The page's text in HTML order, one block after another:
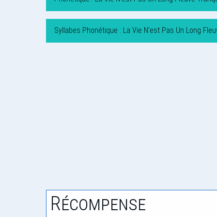
Syllabes Phonétique : La Vie N’est Pas Un Long
Récompense